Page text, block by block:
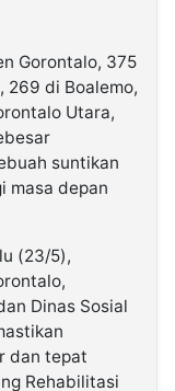
Gorontalo, 375
269 di Boalemo,
Utara,
suntikan
masa depan
(23/5),
Dinas Sosial
dan tepat
Rehabilitasi